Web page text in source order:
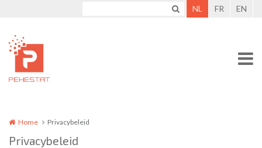
NL FR EN
Home Privacybeleid
Privacybeleid